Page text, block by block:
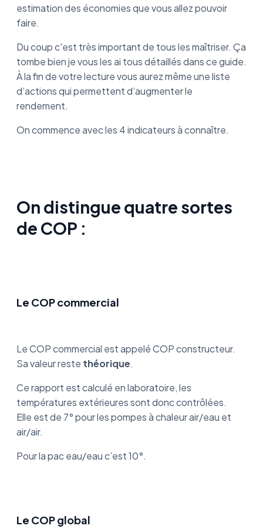
estimation des économies que vous allez pouvoir
faire.
Du coup c'est très important de tous les maîtriser. Ça
tombe bien je vous les ai tous détaillés dans ce guide.
À la fin de votre lecture vous aurez même une liste
d’actions qui permettent d’augmenter le
rendement.
On commence avec les 4 indicateurs à connaître.
On distingue quatre sortes
de COP :
Le COP commercial
Le COP commercial est appelé COP constructeur.
Sa valeur reste théorique.
Ce rapport est calculé en laboratoire, les
températures extérieures sont donc contrôlées.
Elle est de 7° pour les pompes à chaleur air/eau et
air/air.
Pour la pac eau/eau c’est 10°.
Le COP global